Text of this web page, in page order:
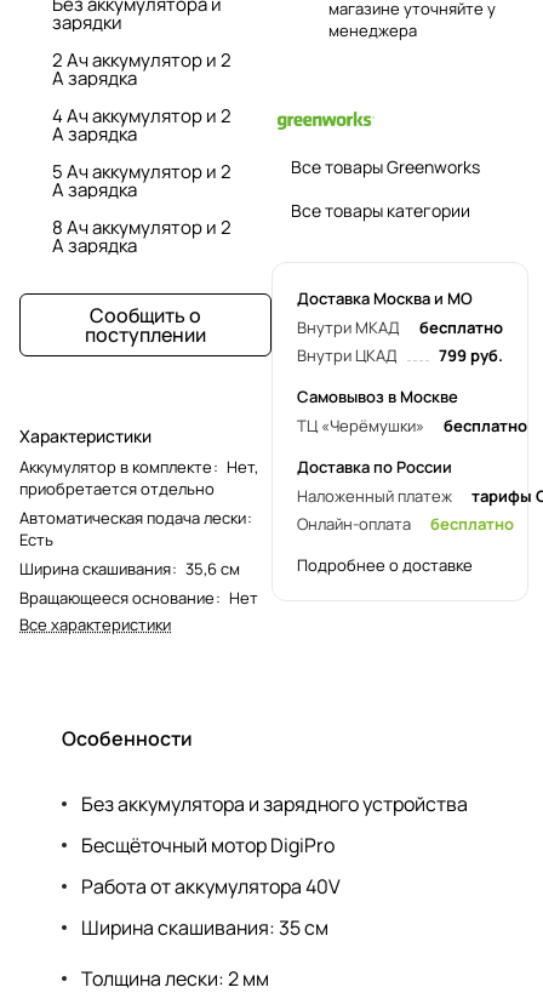
зарядки
2 Ач аккумулятор и 2
А зарядка
4 Ач аккумулятор и 2
А зарядка
5 Ач аккумулятор и 2
А зарядка
8 Ач аккумулятор и 2
А зарядка
Сообщить о
поступлении
Характеристики
Аккумулятор в комплекте: Нет,
приобретается отдельно
Автоматическая подача лески:
Есть
Ширина скашивания: 35,6 см
Вращающееся основание: Нет
Все характеристики
магазине уточняйте у
менеджера
Все товары Greenworks
Все товары категории
Доставка Москва и МО
Внутри МКАД
бесплатно
Внутри ЦКАД
799 руб.
Самовывоз в Москве
ТЦ «Черёмушки»
бесплатно
Доставка по России
Наложенный платеж
тарифы
Онлайн-оплата
бесплатно
Подробнее о доставке
Особенности
Без аккумулятора и зарядного устройства
Бесщёточный мотор DigiPro
Работа от аккумулятора 40V
Ширина скашивания: 35 см
Толщина лески: 2 мм